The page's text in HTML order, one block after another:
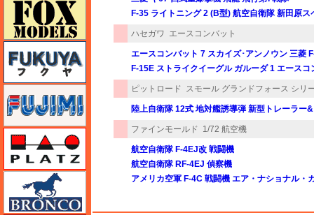
F-35 ライトニング 2 (B型) 航空自衛隊 新田原ス
ハセガワ エースコンバット
エースコンバット 7 スカイズ･アンノウン 三菱
F-15E ストライクイーグル ガルーダ 1 エース
ピットロード スモール グランドフォース シリ
陸上自衛隊 12式 地対艦誘導弾 新型トレーラー
ファインモールド 1/72 航空機
航空自衛隊 F-4EJ改 戦闘機
航空自衛隊 RF-4EJ 偵察機
アメリカ空軍 F-4C 戦闘機 エア・ナショナル・
フォックスモデル（FOX MODELS）
ブロンコモデル（Bronco Models）